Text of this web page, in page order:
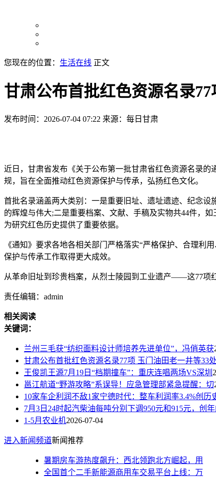
您现在的位置： 生活在线 正文
甘肃公布首批红色资源名录
发布时间：2026-07-04 07:22 来源：每日甘肃
近日，甘肃省发布《关于公布第一批甘肃省红色资源名录
规，旨在全面推动红色资源保护与传承，弘扬红色文化。
首批名录涵盖两大类别：一是重要旧址、遗址遗迹、纪念
的辉煌与伟大;二是重要档案、文献、手稿及实物共44件，
为研究红色历史提供了重要依据。
《通知》要求各地各相关部门严格落实“严格保护、合理利
保护与传承工作取得更大成效。
从革命旧址到珍贵档案，从烈士陵园到工业遗产——这77项
责任编辑：admin
相关阅读
关键词：
兰州三毛获“纺织面料设计师培养先进单位”，冯俏英获
甘肃公布首批红色资源名录77项 玉门油田老一井等33处
王俊凯王源7月19日“档期撞车”：重庆连唱两场VS深圳
邕江航道“野游攻略”系误导！应急管理部紧急提醒：切
10家车企利润不敌1家宁德时代：整车利润率3.4%创历
7月3日24时起汽柴油每吨分别下调950元和915元，创
1-5月农业机2026-07-04
进入新闻频道新闻推荐
暑期房车游热度飙升：西北领跑北方崛起，用
全国首个二手新能源商用车交易平台上线：万